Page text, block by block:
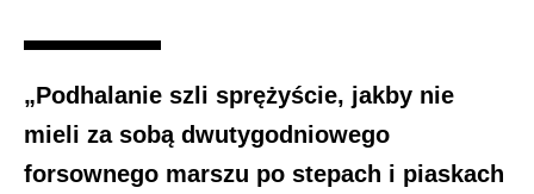
„Podhalanie szli sprężyście, jakby nie
mieli za sobą dwutygodniowego
forsownego marszu po stepach i piaskach